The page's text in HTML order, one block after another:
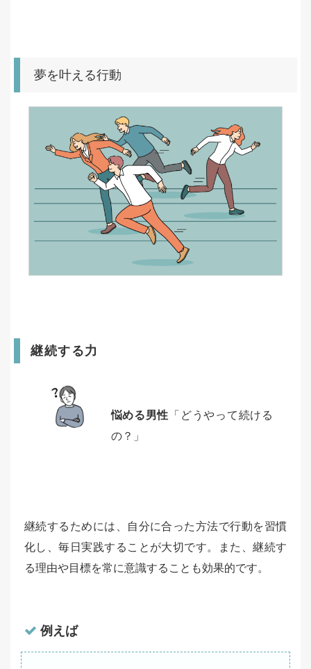
夢を叶える行動
継続する力
悩める男性 「どうやって続ける
の？」
継続するためには、自分に合った方法で行動を習慣
化し、毎日実践することが大切です。また、継続す
る理由や目標を常に意識することも効果的です。
例えば